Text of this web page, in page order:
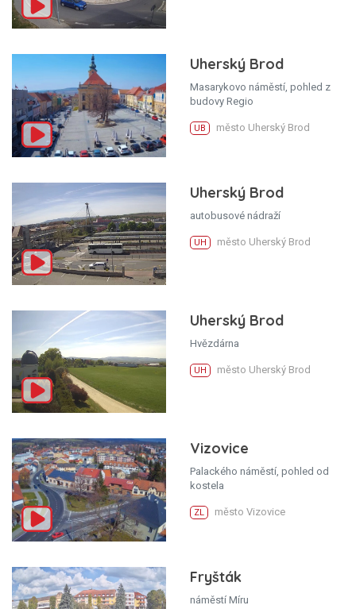
Uherský Brod
Masarykovo náměstí, pohled z
budovy Regio
UB město Uherský Brod
Uherský Brod
autobusové nádraží
UH město Uherský Brod
Uherský Brod
Hvězdárna
UH město Uherský Brod
Vizovice
Palackého náměstí, pohled od
kostela
ZL město Vizovice
Fryšták
náměstí Míru